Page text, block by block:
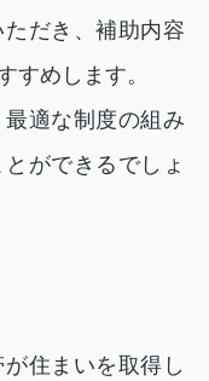
だき、補助内容
すめします。
適な制度の組み
ができるでしょ
住まいを取得し